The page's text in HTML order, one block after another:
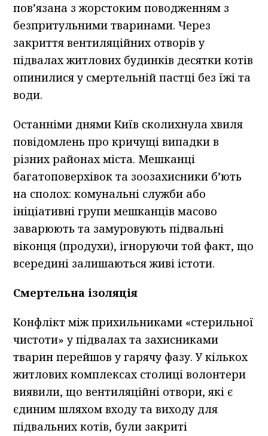
пов’язана з жорстоким поводженням з
безпритульними тваринами. Через
закриття вентиляційних отворів у
підвалах житлових будинків десятки котів
опинилися у смертельній пастці без їжі та
води.
Останніми днями Київ сколихнула хвиля
повідомлень про кричущі випадки в
різних районах міста. Мешканці
багатоповерхівок та зоозахисники б’ють
на сполох: комунальні служби або
ініціативні групи мешканців масово
заварюють та замуровують підвальні
віконця (продухи), ігноруючи той факт, що
всередині залишаються живі істоти.
Смертельна ізоляція
Конфлікт між прихильниками «стерильної
чистоти» у підвалах та захисниками
тварин перейшов у гарячу фазу. У кількох
житлових комплексах столиці волонтери
виявили, що вентиляційні отвори, які є
єдиним шляхом входу та виходу для
підвальних котів, були закриті